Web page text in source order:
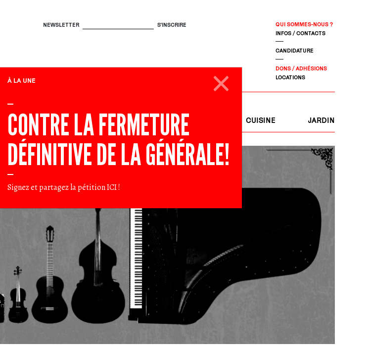
NEWSLETTER
QUI SOMMES-NOUS ?
INFOS / CONTACTS
CANDIDATURE
DONS / ADHÉSIONS
LOCATIONS
EN LUTTE RENDEZ-VOUS CUISINE JARDIN
À LA UNE
CONTRE LA FERMETURE
DÉFINITIVE DE LA GÉNÉRALE!
Signez et partagez la pétitionICI!